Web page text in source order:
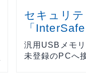
セキュリ
「
汎用USBメモ
未登録のPCへ